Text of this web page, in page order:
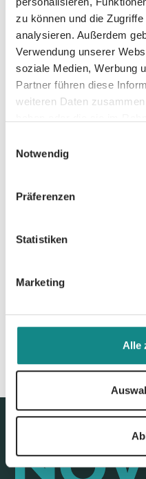
zu können und die
analysieren. Außerdem
Verwendung unserer
soziale Medien, Werbung
Partner führen diese
weiteren Daten
Notwendig
Präferenzen
Statistiken
Marketing
Alle
zweite Band zu
Como. Neuauflage